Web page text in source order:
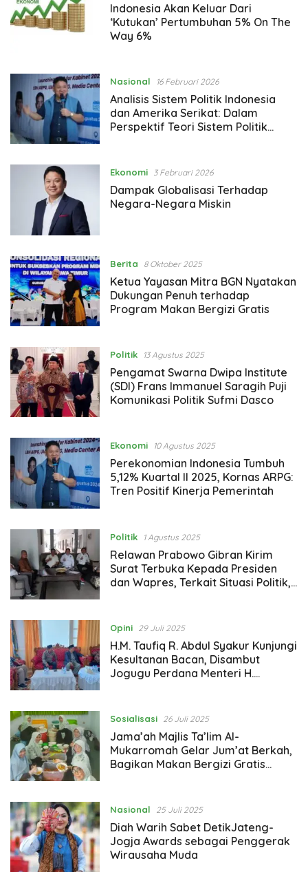
Indonesia Akan Keluar Dari
‘Kutukan’ Pertumbuhan 5% On The
Way 6%
Nasional 16 Februari 2026
Analisis Sistem Politik Indonesia
dan Amerika Serikat: Dalam
Perspektif Teori Sistem Politik
Ekonomi 3 Februari 2026
Dampak Globalisasi Terhadap
Negara-Negara Miskin
Berita 8 Oktober 2025
Ketua Yayasan Mitra BGN Nyatakan
Dukungan Penuh terhadap
Program Makan Bergizi Gratis
Politik 13 Agustus 2025
Pengamat Swarna Dwipa Institute
(SDI) Frans Immanuel Saragih Puji
Komunikasi Politik Sufmi Dasco
Ekonomi 10 Agustus 2025
Perekonomian Indonesia Tumbuh
5,12% Kuartal II 2025, Kornas ARPG:
Tren Positif Kinerja Pemerintah
Politik 1 Agustus 2025
Relawan Prabowo Gibran Kirim
Surat Terbuka Kepada Presiden
dan Wapres, Terkait Situasi Politik,
Opini 29 Juli 2025
H.M. Taufiq R. Abdul Syakur Kunjungi
Kesultanan Bacan, Disambut
Jogugu Perdana Menteri H.
Sosialisasi 26 Juli 2025
Jama’ah Majlis Ta’lim Al-
Mukarromah Gelar Jum’at Berkah,
Bagikan Makan Bergizi Gratis
Nasional 25 Juli 2025
Diah Warih Sabet DetikJateng-
Jogja Awards sebagai Penggerak
Wirausaha Muda